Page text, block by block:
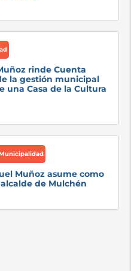
rinde Cuenta
la gestión municipal
una Casa de la Cultura
Muñoz asume como
de Mulchén